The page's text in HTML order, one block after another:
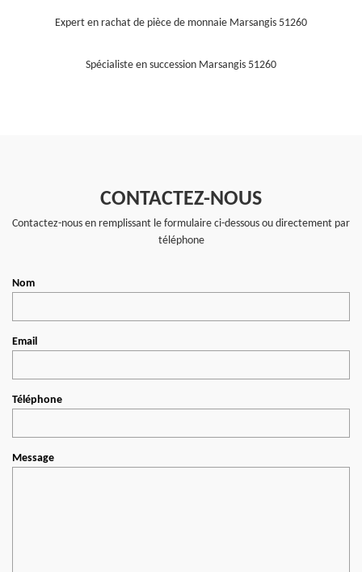
Expert en rachat de pièce de monnaie Marsangis 51260
Spécialiste en succession Marsangis 51260
CONTACTEZ-NOUS
Contactez-nous en remplissant le formulaire ci-dessous ou directement par
téléphone
Nom
Email
Téléphone
Message